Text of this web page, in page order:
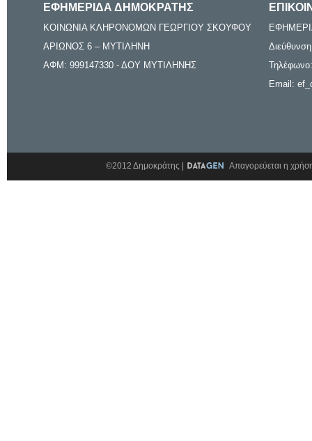
ΕΦΗΜΕΡΙΔΑ ΔΗΜΟΚΡΑΤΗΣ
ΚΟΙΝΩΝΙΑ ΚΛΗΡΟΝΟΜΩΝ ΓΕΩΡΓΙΟΥ ΣΚΟΥΦΟΥ
ΑΡΙΩΝΟΣ 6 – ΜΥΤΙΛΗΝΗ
ΑΦΜ: 999147330 - ΔΟΥ ΜΥΤΙΛΗΝΗΣ
Email:
©2012 Δημοκράτης | Απαγορεύεται η